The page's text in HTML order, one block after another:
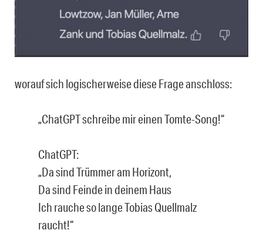
worauf sich logischerweise diese Frage anschloss:
„ChatGPT schreibe mir einen Tomte-Song!“
ChatGPT:
„Da sind Trümmer am Horizont,
Da sind Feinde in deinem Haus
Ich rauche so lange Tobias Quellmalz
raucht!“